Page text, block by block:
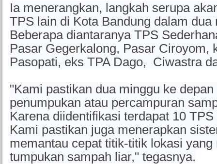
Ia menerangkan, langkah serupa
TPS lain di Kota Bandung dalam dua
Beberapa diantaranya TPS
Pasar Gegerkalong, Pasar Ciroyom,
Pasopati, eks TPA Dago, Ciwastra
"Kami pastikan dua minggu ke
penumpukan atau percampuran
Karena diidentifikasi terdapat 10
Kami pastikan juga menerapkan
memantau cepat titik-titik lokasi yang
tumpukan sampah liar," tegasnya.